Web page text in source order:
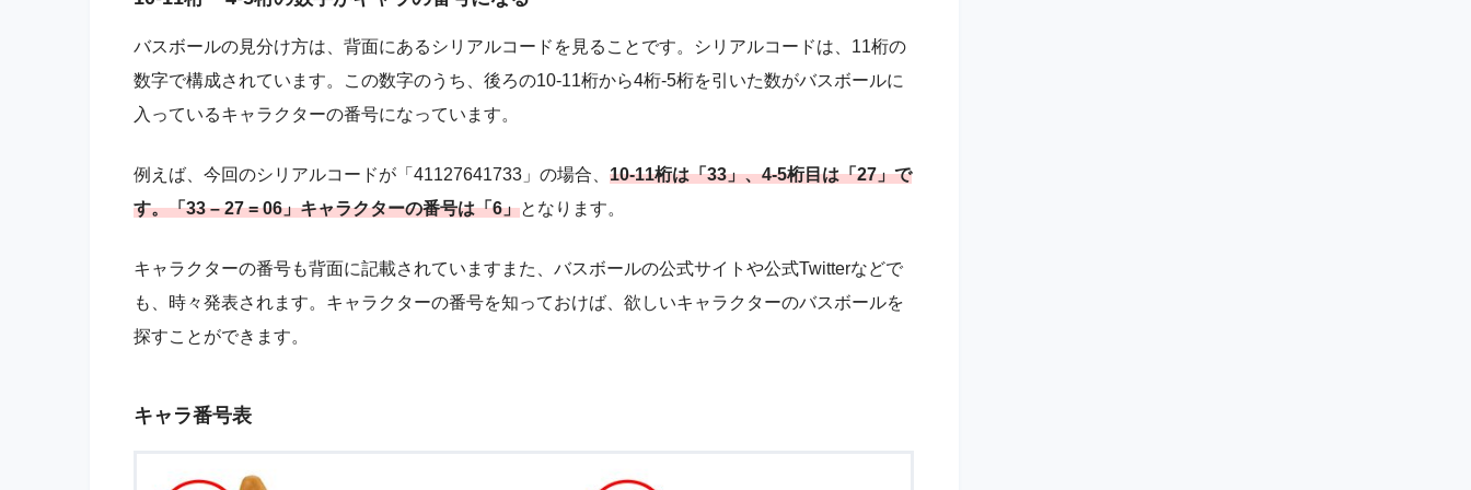
バスボールの見分け方は、背面にあるシリアルコードを見ることです。シリアルコードは、11桁の
数字で構成されています。この数字のうち、後ろの10-11桁から4桁-5桁を引いた数がバスボールに
入っているキャラクターの番号になっています。
例えば、今回のシリアルコードが「41127641733」の場合、 10-11桁は「33」、4-5桁目は「27」で
す。「33 – 27 = 06」キャラクターの番号は「6」となります。
キャラクターの番号も背面に記載されていますまた、バスボールの公式サイトや公式Twitterなどで
も、時々発表されます。キャラクターの番号を知っておけば、欲しいキャラクターのバスボールを
探すことができます。
キャラ番号表